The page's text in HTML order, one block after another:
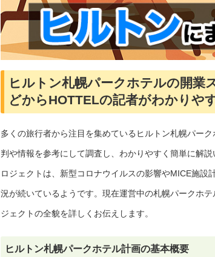
ヒルトン札幌パークホテルの開業
どからHOTTELの記者がわかりや
多くの旅行者から注目を集めているヒルトン札幌パー
判や情報を参考にして調査し、わかりやすく簡単に解
ロジェクトは、新型コロナウイルスの影響やMICE施
況が続いているようです。現在運営中の札幌パークホ
ジェクトの全貌を詳しくお伝えします。
ヒルトン札幌パークホテル計画の基本概要